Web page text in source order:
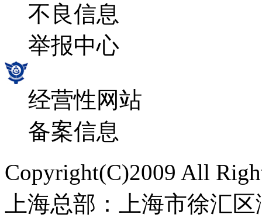
不良信息
举报中心
经营性网站
备案信息
Copyright(C)2009 All
上海总部：上海市徐汇